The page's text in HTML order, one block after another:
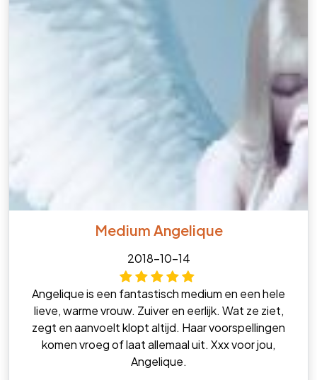
Medium Angelique
2018-10-14
Angelique is een fantastisch medium en een hele
lieve, warme vrouw. Zuiver en eerlijk. Wat ze ziet,
zegt en aanvoelt klopt altijd. Haar voorspellingen
komen vroeg of laat allemaal uit. Xxx voor jou,
Angelique.